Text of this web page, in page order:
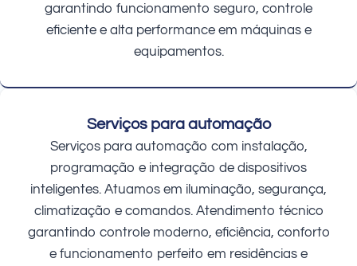
garantindo funcionamento seguro, controle
eficiente e alta performance em máquinas e
equipamentos.
Serviços para automação
Serviços para automação com instalação,
programação e integração de dispositivos
inteligentes. Atuamos em iluminação, segurança,
climatização e comandos. Atendimento técnico
garantindo controle moderno, eficiência, conforto
e funcionamento perfeito em residências e